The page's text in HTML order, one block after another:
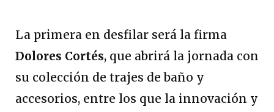
La primera en desfilar será la firma
Dolores Cortés, que abrirá la jornada con
su colección de trajes de baño y
accesorios, entre los que la innovación y